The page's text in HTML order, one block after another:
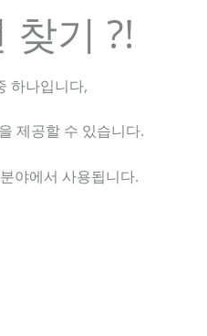
찾기 ?!
하나입니다,
제공할 수 있습니다.
야에서 사용됩니다.